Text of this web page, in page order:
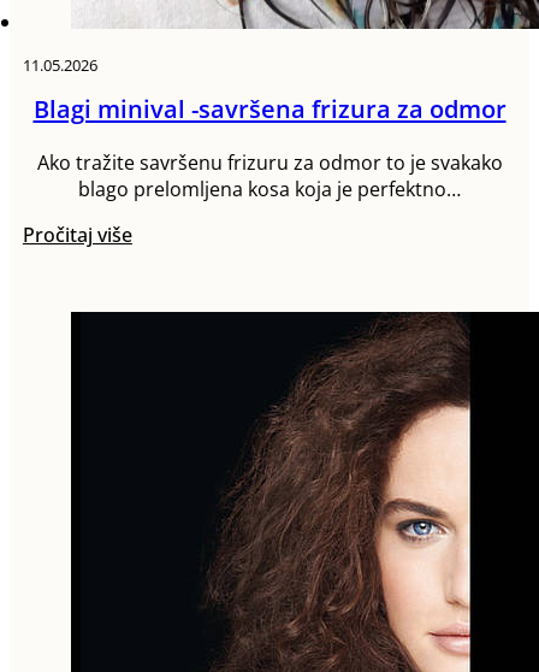
11.05.2026
Blagi minival -savršena frizura za odmor
Ako tražite savršenu frizuru za odmor to je svakako
blago prelomljena kosa koja je perfektno…
Pročitaj više